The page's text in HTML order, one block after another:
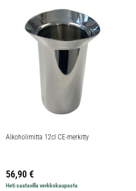
Alkoholimitta 12cl CE-merkitty
56,90 €
Heti saatavilla verkkokaupasta